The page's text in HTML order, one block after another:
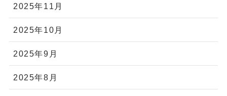
2025年11月
2025年10月
2025年9月
2025年8月